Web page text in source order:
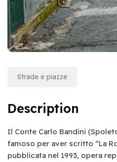
Strade e piazze
Description
Il Conte Carlo Bandini
famoso per aver scritto “La
pubblicata nel 1993, opera